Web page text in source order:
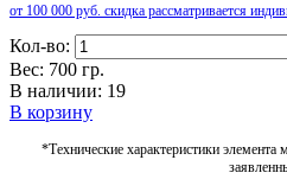
от 100 000 руб. скидка рассматривается
Кол-во:
Вес: 700 гр.
В наличии: 19
В корзину
*Технические характеристики элемента